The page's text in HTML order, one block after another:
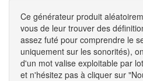
Ce générateur produit
vous de leur trouver des
assez futé pour comprendre le
uniquement sur les sonorités),
d'un mot valise exploitable par
et n'hésitez pas à cliquer sur